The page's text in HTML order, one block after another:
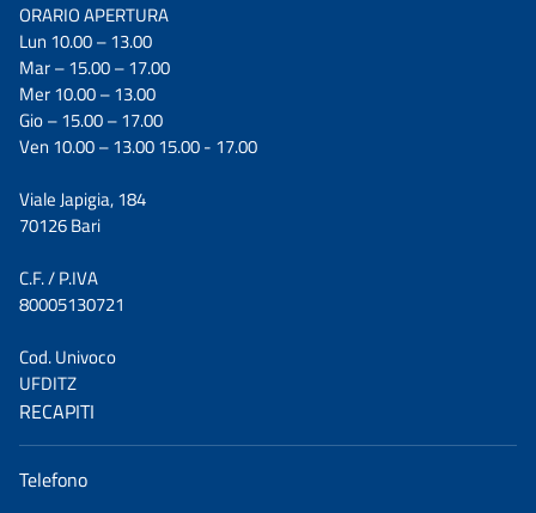
ORARIO APERTURA
Lun 10.00 – 13.00
Mar – 15.00 – 17.00
Mer 10.00 – 13.00
Gio – 15.00 – 17.00
Ven 10.00 – 13.00 15.00 - 17.00
Viale Japigia, 184
70126 Bari
C.F. / P.IVA
80005130721
Cod. Univoco
UFDITZ
RECAPITI
Telefono